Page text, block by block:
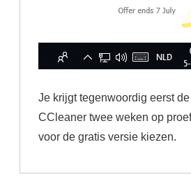
Je krijgt tegenwoordig eerst
CCleaner twee weken op
voor de gratis versie kiezen.